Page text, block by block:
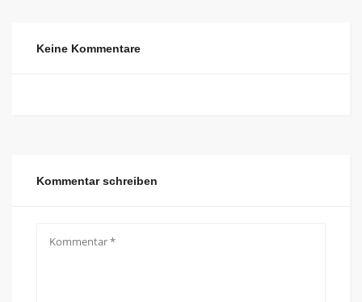
Keine Kommentare
Kommentar schreiben